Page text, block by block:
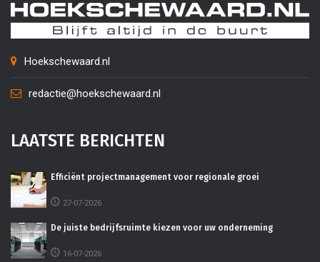
Hoekschewaard.nl
redactie@hoekschewaard.nl
LAATSTE BERICHTEN
Efficiënt projectmanagement voor regionale groei
27-07-2026
De juiste bedrijfsruimte kiezen voor uw onderneming
16-07-2026